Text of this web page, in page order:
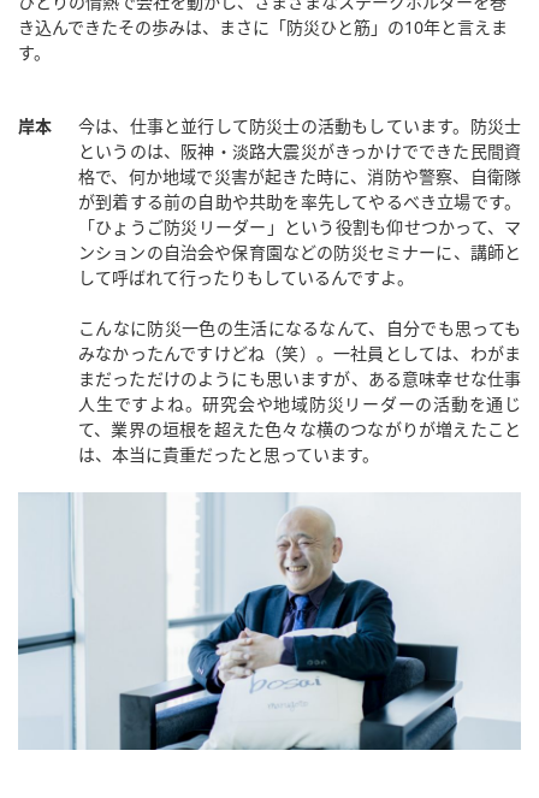
き込んできたその歩みは、まさに「防災ひと筋」の10年と言えま
す。
岸本
今は、仕事と並行して防災士の活動もしています。防災士
というのは、阪神・淡路大震災がきっかけでできた民間資
格で、何か地域で災害が起きた時に、消防や警察、自衛隊
が到着する前の自助や共助を率先してやるべき立場です。
「ひょうご防災リーダー」という役割も仰せつかって、マ
ンションの自治会や保育園などの防災セミナーに、講師と
して呼ばれて行ったりもしているんですよ。
こんなに防災一色の生活になるなんて、自分でも思っても
みなかったんですけどね（笑）。一社員としては、わがま
まだっただけのようにも思いますが、ある意味幸せな仕事
人生ですよね。研究会や地域防災リーダーの活動を通じ
て、業界の垣根を超えた色々な横のつながりが増えたこと
は、本当に貴重だったと思っています。